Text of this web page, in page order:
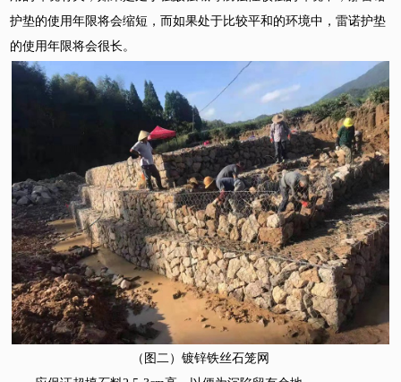
护垫的使用年限将会缩短，而如果处于比较平和的环境中，雷诺护垫
的使用年限将会很长。
（图二）镀锌铁丝石笼网